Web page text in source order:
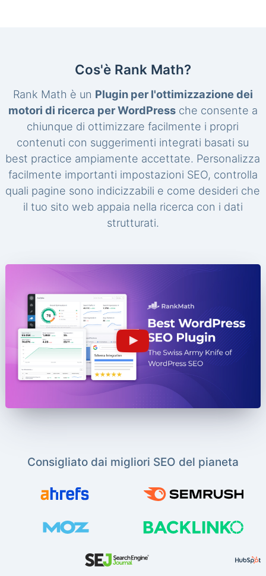
Cos'è Rank Math?
Rank Math è un Plugin per l'ottimizzazione dei
motori di ricerca per WordPressche consente a
chiunque di ottimizzare facilmente i propri
contenuti con suggerimenti integrati basati su
best practice ampiamente accettate. Personalizza
facilmente importanti impostazioni SEO, controlla
quali pagine sono indicizzabili e come desideri che
il tuo sito web appaia nella ricerca con i dati
strutturati.
Consigliato dai migliori SEO del pianeta